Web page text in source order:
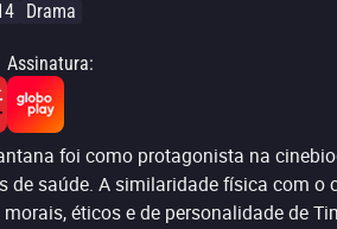
Drama
Assinatura:
foi como protagonista na
de saúde. A similaridade física com o
éticos e de personalidade de